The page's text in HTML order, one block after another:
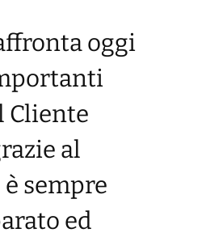
oggi
Cliente
al
sempre
ed